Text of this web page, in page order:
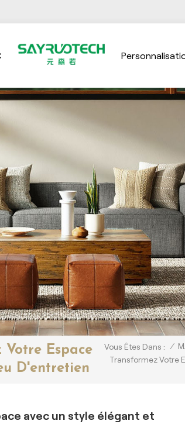
Votre Espace
D'entretien
Vous Êtes Dans : /
Transformez Votre
avec un style élégant et